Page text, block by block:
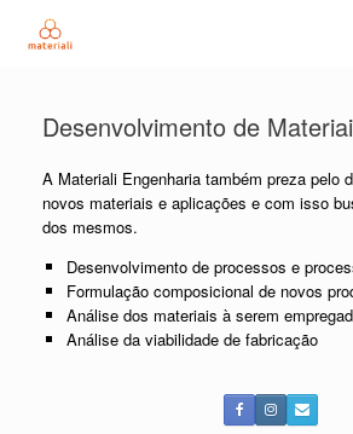
content
Desenvolvimento de
A Materiali Engenharia também preza pelo
novos materiais e aplicações e com isso
dos mesmos.
Desenvolvimento de processos e
Formulação composicional de novos
Análise dos materiais à serem
Análise da viabilidade de fabricação